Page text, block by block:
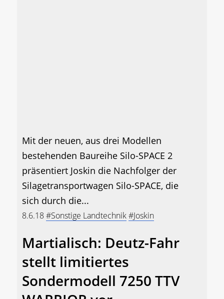
Mit der neuen, aus drei Modellen
bestehenden Baureihe Silo-SPACE 2
präsentiert Joskin die Nachfolger der
Silagetransportwagen Silo-SPACE, die
sich durch die...
8.6.18#Sonstige Landtechnik#Joskin
Martialisch: Deutz-Fahr
stellt limitiertes
Sondermodell 7250 TTV